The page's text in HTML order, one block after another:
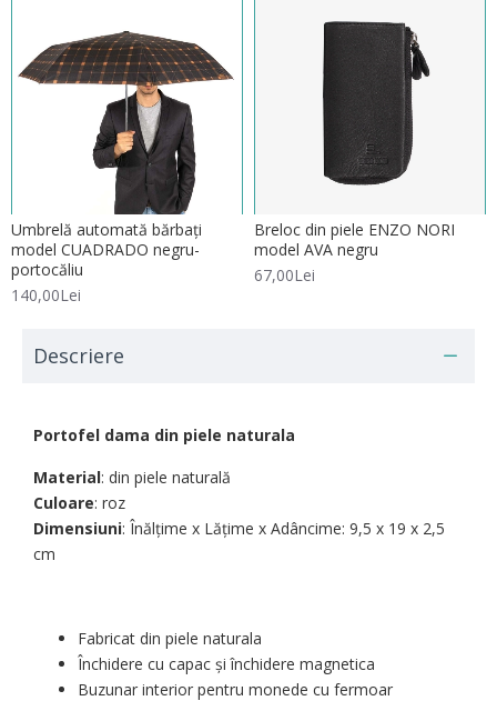
Umbrelă automată bărbați
model CUADRADO negru-
portocăliu
140,00Lei
Breloc din piele ENZO NORI
model AVA negru
67,00Lei
Descriere
Portofel dama din piele naturala
Material: din piele naturală
Culoare: roz
Dimensiuni: Înălțime x Lățime x Adâncime: 9,5 х 19 х 2,5
cm
Fabricat din piele naturala
Închidere cu capac și închidere magnetica
Buzunar interior pentru monede cu fermoar